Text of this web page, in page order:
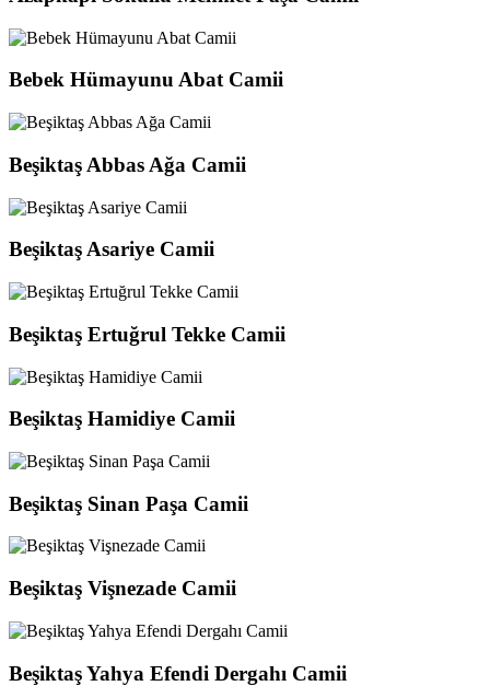
Bebek Hümayunu Abat Camii
Beşiktaş Abbas Ağa Camii
Beşiktaş Asariye Camii
Beşiktaş Ertuğrul Tekke Camii
Beşiktaş Hamidiye Camii
Beşiktaş Sinan Paşa Camii
Beşiktaş Vişnezade Camii
Beşiktaş Yahya Efendi Dergahı Camii